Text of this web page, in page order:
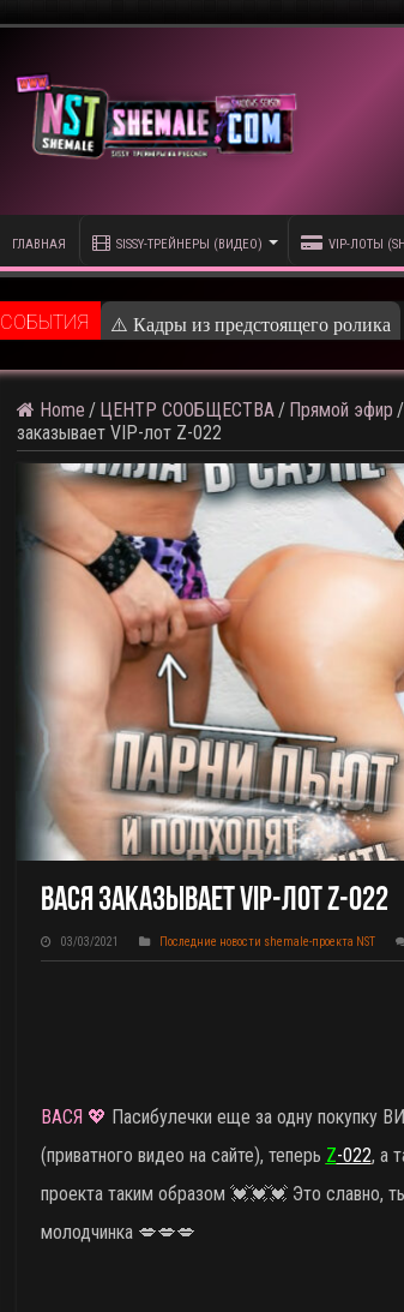
ГЛАВНАЯ SISSY-ТРЕЙНЕРЫ (ВИДЕО) VIP-ЛОТЫ
CОБЫТИЯ ⚠️ Кадры из предстоящего ролика
Home / ЦЕНТР СООБЩЕСТВА / Прямой эфир /
заказывает VIP-лот Z-022
ВАСЯ Заказывает VIP-Лот Z-022
03/03/2021 Последние новости shemale-проекта NST
ВАСЯ 💖 Пасибулечки еще за одну покупку
(приватного видео на сайте), теперь Z-022, а
проекта таким образом 💓💓💓 Это славно,
молодчинка 💋💋💋